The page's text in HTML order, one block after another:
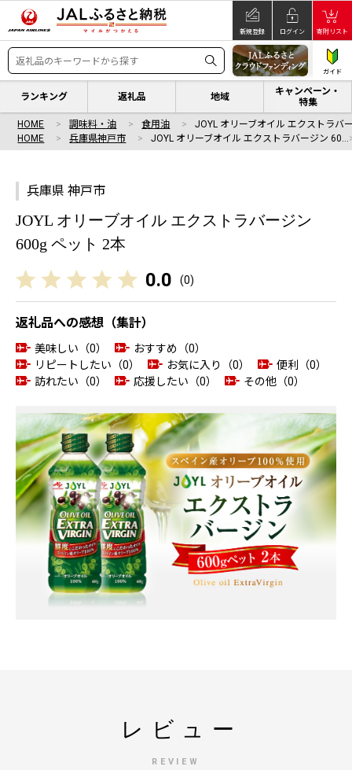
新規登録 ログイン 寄附リスト
ガイド
ランキング 返礼品 地域
キャンペーン・
特集
HOME 調味料・油 食用油
JOYL オリーブオイル エクストラバ
HOME
兵庫県神戸市 JOYL オリーブオイル エクストラバージン 60…
兵庫県 神戸市
JOYL オリーブオイル エクストラバージン
600g ペット 2本
0.0 (0)
返礼品への感想（集計）
美味しい（0）
おすすめ（0）
リピートしたい（0）
お気に入り（0）
便利（0）
訪れたい（0）
応援したい（0） その他（0）
レビュー
REVIEW